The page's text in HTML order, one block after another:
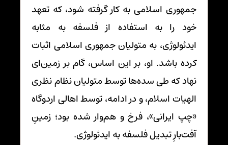
جمهوری اسلامی به کار گرفته شود، که تعهد
خود را به استفاده از فلسفه به مثابه
ایدئولوژی، به متولیان جمهوری اسلامی اثبات
کرده باشد. او، بر این اساس، گام بر زمین‌ای
نهاد که طی سده‌ها توسط متولیان نظام نظری
الهیات اسلام، و در ادامه، توسط اهالی اردوگاه
«چپ ایرانی»، فرخ و هم‌وار شده بود؛ زمینِ
آفت‌بارِ تبدیل فلسفه به ایدئولوژی.